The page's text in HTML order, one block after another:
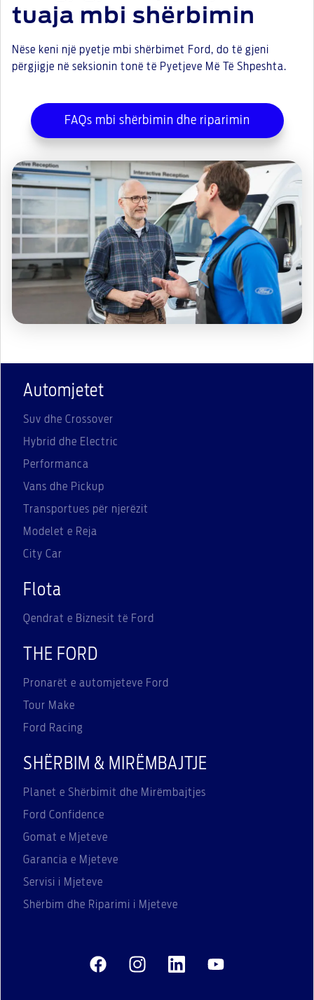
tuaja mbi shërbimin
Nëse keni një pyetje mbi shërbimet Ford, do të gjeni
përgjigje në seksionin tonë të Pyetjeve Më Të Shpeshta.
FAQs mbi shërbimin dhe riparimin
Automjetet
Suv dhe Crossover
Hybrid dhe Electric
Performanca
Vans dhe Pickup
Transportues për njerëzit
Modelet e Reja
City Car
Flota
Qendrat e Biznesit të Ford
THE FORD
Pronarët e automjeteve Ford
Tour Make
Ford Racing
SHËRBIM & MIRËMBAJTJE
Planet e Shërbimit dhe Mirëmbajtjes
Ford Confidence
Gomat e Mjeteve
Garancia e Mjeteve
Servisi i Mjeteve
Shërbim dhe Riparimi i Mjeteve